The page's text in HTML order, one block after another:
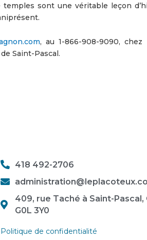
sont une véritable leçon
, au 1-866-908-9090,
Saint-Pascal.
418 492-2706
409, rue Taché à Saint-Pascal,
G0L 3Y0
Politique de confidentialité